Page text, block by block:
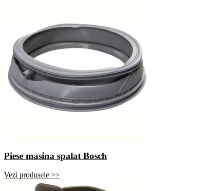
Piese masina spalat Bosch
Vezi produsele >>